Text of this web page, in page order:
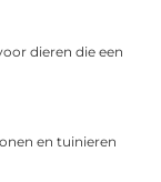
dieren die een
en tuinieren